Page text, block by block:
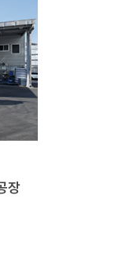
장